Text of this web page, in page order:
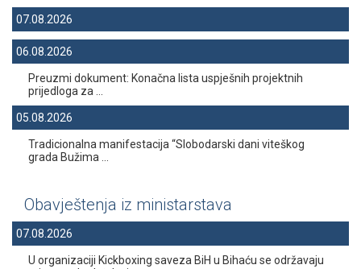
07.08.2026
06.08.2026
Preuzmi dokument: Konačna lista uspješnih projektnih
prijedloga za ...
05.08.2026
Tradicionalna manifestacija “Slobodarski dani viteškog
grada Bužima ...
Obavještenja iz ministarstava
07.08.2026
U organizaciji Kickboxing saveza BiH u Bihaću se održavaju